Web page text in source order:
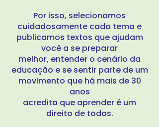
Por isso, selecionamos
cuidadosamente cada tema e
publicamos textos que ajudam
você a se preparar
melhor, entender o cenário da
educação e se sentir parte de um
movimento que há mais de 30
anos
acredita que aprender é um
direito de todos.